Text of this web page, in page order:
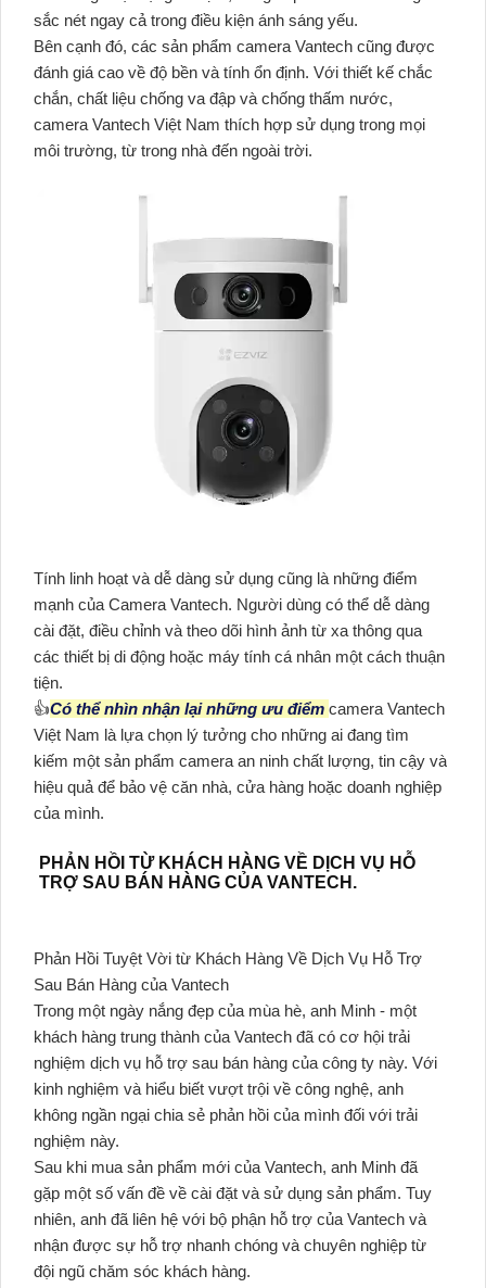
sắc nét ngay cả trong điều kiện ánh sáng yếu.
Bên cạnh đó, các sản phẩm camera Vantech cũng được
đánh giá cao về độ bền và tính ổn định. Với thiết kế chắc
chắn, chất liệu chống va đập và chống thấm nước,
camera Vantech Việt Nam thích hợp sử dụng trong mọi
môi trường, từ trong nhà đến ngoài trời.
Tính linh hoạt và dễ dàng sử dụng cũng là những điểm
mạnh của Camera Vantech. Người dùng có thể dễ dàng
cài đặt, điều chỉnh và theo dõi hình ảnh từ xa thông qua
các thiết bị di động hoặc máy tính cá nhân một cách thuận
tiện.
👍Có thể nhìn nhận lại những ưu điểm camera Vantech
Việt Nam là lựa chọn lý tưởng cho những ai đang tìm
kiếm một sản phẩm camera an ninh chất lượng, tin cậy và
hiệu quả để bảo vệ căn nhà, cửa hàng hoặc doanh nghiệp
của mình.
PHẢN HỒI TỪ KHÁCH HÀNG VỀ DỊCH VỤ HỖ
TRỢ SAU BÁN HÀNG CỦA VANTECH.
Phản Hồi Tuyệt Vời từ Khách Hàng Về Dịch Vụ Hỗ Trợ
Sau Bán Hàng của Vantech
Trong một ngày nắng đẹp của mùa hè, anh Minh - một
khách hàng trung thành của Vantech đã có cơ hội trải
nghiệm dịch vụ hỗ trợ sau bán hàng của công ty này. Với
kinh nghiệm và hiểu biết vượt trội về công nghệ, anh
không ngần ngại chia sẻ phản hồi của mình đối với trải
nghiệm này.
Sau khi mua sản phẩm mới của Vantech, anh Minh đã
gặp một số vấn đề về cài đặt và sử dụng sản phẩm. Tuy
nhiên, anh đã liên hệ với bộ phận hỗ trợ của Vantech và
nhận được sự hỗ trợ nhanh chóng và chuyên nghiệp từ
đội ngũ chăm sóc khách hàng.